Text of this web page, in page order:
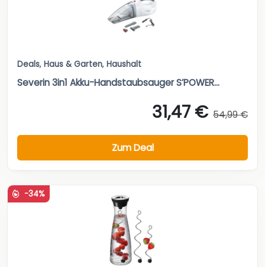
Deals, Haus & Garten, Haushalt
Severin 3in1 Akku-Handstaubsauger S’POWER...
31,47 € 54,99 €
Zum Deal
-34%